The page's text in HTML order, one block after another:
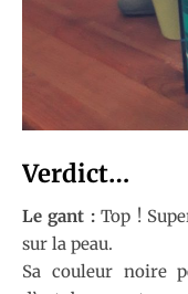
Verdict…
Le gant :Top !
sur la peau.
Sa couleur noire